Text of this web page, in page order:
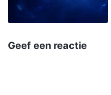
Geef een reactie